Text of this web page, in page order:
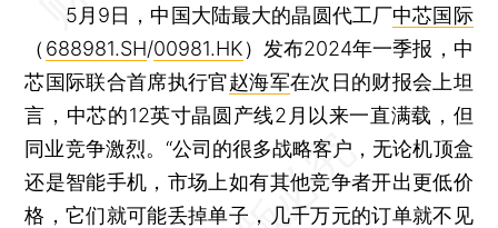
5月9日，中国大陆最大的晶圆代工厂中芯国际
（ 688981.SH/00981.HK）发布2024年一季报，中
芯国际联合首席执行官赵海军在次日的财报会上坦
言，中芯的12英寸晶圆产线2月以来一直满载，但
同业竞争激烈。“公司的很多战略客户，无论机顶盒
还是智能手机，市场上如有其他竞争者开出更低价
格，它们就可能丢掉单子，几千万元的订单就不见